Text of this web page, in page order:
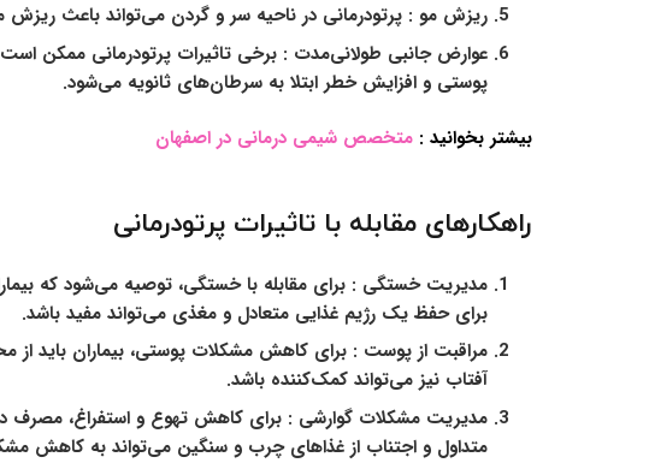
ریزش مو : پرتودرمانی در ناحیه سر و گردن می‌تواند باعث
عوارض جانبی طولانی‌مدت : برخی تاثیرات پرتودرمانی ممکن
پوستی و افزایش خطر ابتلا به سرطان‌های ثانویه می‌شود.
بیشتر بخوانید : متخصص شیمی درمانی در اصفهان
راهکارهای مقابله با تاثیرات پرتودرمانی
مدیریت خستگی : برای مقابله با خستگی، توصیه می‌شود که
برای حفظ یک رژیم غذایی متعادل و مغذی می‌تواند مفید باشد.
مراقبت از پوست : برای کاهش مشکلات پوستی، بیماران باید
آفتاب نیز می‌تواند کمک‌کننده باشد.
مدیریت مشکلات گوارشی : برای کاهش تهوع و استفراغ،
متداول و اجتناب از غذاهای چرب و سنگین می‌تواند به کاهش